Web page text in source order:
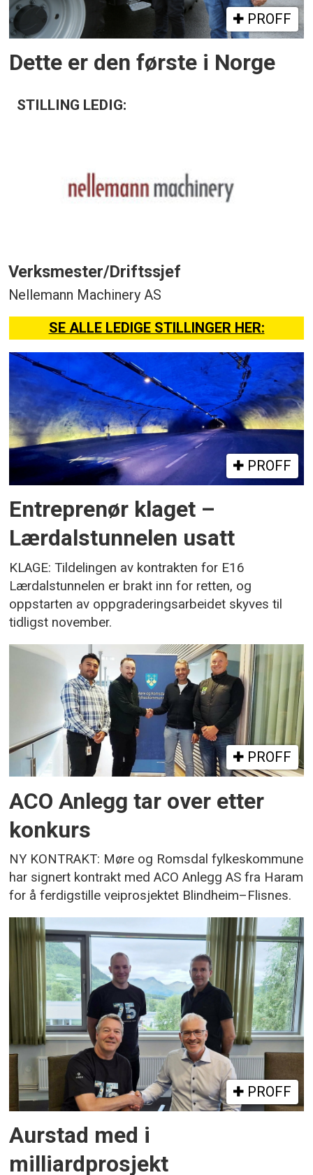
PROFF
Dette er den første i Norge
STILLING LEDIG:
Verksmester/Driftssjef
Nellemann Machinery AS
SE ALLE LEDIGE STILLINGER HER:
PROFF
Entreprenør klaget –
Lærdalstunnelen usatt
KLAGE: Tildelingen av kontrakten for E16
Lærdalstunnelen er brakt inn for retten, og
oppstarten av oppgraderingsarbeidet skyves til
tidligst november.
PROFF
ACO Anlegg tar over etter
konkurs
NY KONTRAKT: Møre og Romsdal fylkeskommune
har signert kontrakt med ACO Anlegg AS fra Haram
for å ferdigstille veiprosjektet Blindheim–Flisnes.
PROFF
Aurstad med i
milliardprosjekt